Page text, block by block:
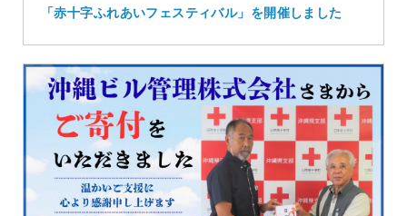
「赤十字ふれあいフェスティバル」を開催しました